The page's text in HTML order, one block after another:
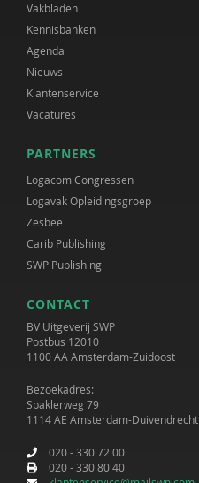
Vakbladen
Kennisbanken
Agenda
Nieuws
Klantenservice
Vacatures
PARTNERS
Logacom Congressen
Logavak Opleidingsgroep
Zesbee
Carib Publishing
SWP Publishing
CONTACT
BV Uitgeverij SWP
Postbus 12010
1100 AA Amsterdam-Zuidoost
Bezoekadres:
Spaklerweg 79
1114 AE Amsterdam-Duivendrecht
020 - 330 72 00
020 - 330 80 40